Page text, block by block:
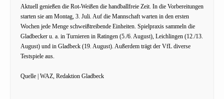
Aktuell genießen die Rot-Weißen die handballfreie Zeit. In die Vorbereitungen
starten sie am Montag, 3. Juli. Auf die Mannschaft warten in den ersten
Wochen jede Menge schweißtreibende Einheiten. Spielpraxis sammeln die
Gladbecker u. a. in Turnieren in Ratingen (5./6. August), Leichlingen (12./13.
August) und in Gladbeck (19. August). Außerdem trägt der VfL diverse
Testspiele aus.
Quelle | WAZ, Redaktion Gladbeck